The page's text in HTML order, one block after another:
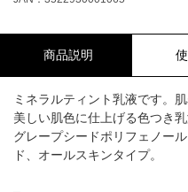
商品説明
ミネラルティント乳液です。
美しい肌色に仕上げる色つき乳
グレープシードポリフェノー
ド、オールスキンタイプ。